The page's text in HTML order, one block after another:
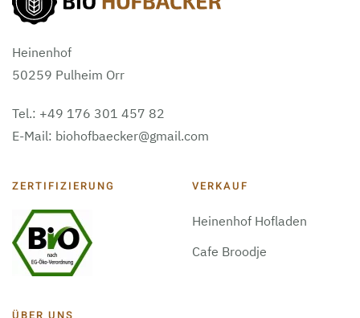
Heinenhof
50259 Pulheim Orr
Tel.: +49 176 301 457 82
E-Mail: biohofbaecker@gmail.com
ZERTIFIZIERUNG VERKAUF
Heinenhof Hofladen
Cafe Broodje